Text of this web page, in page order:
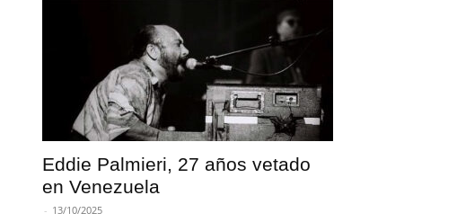
Eddie Palmieri, 27 años vetado
en Venezuela
- 13/10/2025